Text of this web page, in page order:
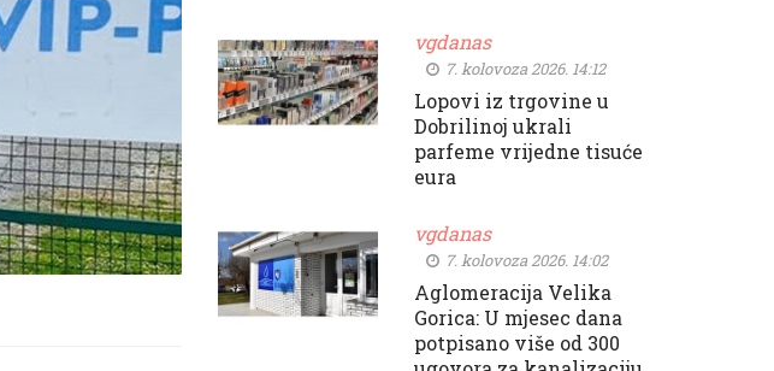
vgdanas
7. kolovoza 2026. 14:12
Lopovi iz trgovine u
Dobrilinoj ukrali
parfeme vrijedne tisuće
eura
vgdanas
7. kolovoza 2026. 14:02
Aglomeracija Velika
Gorica: U mjesec dana
potpisano više od 300